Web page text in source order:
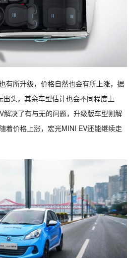
有所升级，价格自然也会有所上涨，据
头，其余车型估计也会不同程度上
解决了有与无的问题，升级版车型则解
着价格上涨，宏光MINI EV还能继续走